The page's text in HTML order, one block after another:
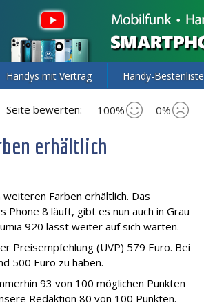
Handys mit Vertrag Handy-Bestenliste
Seite bewerten: 100% 0%
erhältlich
Farben erhältlich. Das
8 läuft, gibt es nun auch in Grau
920 lässt weiter auf sich warten.
Preisempfehlung (UVP) 579 Euro. Bei
500 Euro zu haben.
93 von 100 möglichen Punkten
Redaktion 80 von 100 Punkten.